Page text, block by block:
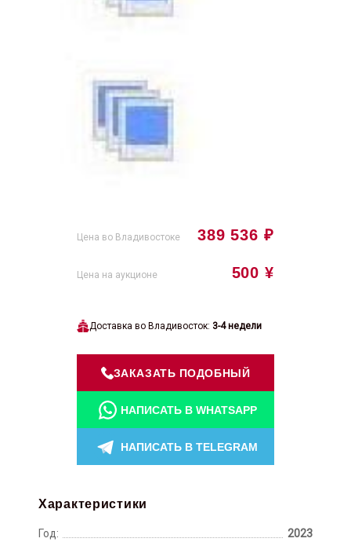
389 536 ₽
Цена во Владивостоке
500 ¥
Цена на аукционе
Доставка во Владивосток: 3-4 недели
ЗАКАЗАТЬ ПОДОБНЫЙ
НАПИСАТЬ В WHATSAPP
НАПИСАТЬ В TELEGRAM
Характеристики
Год:
2023